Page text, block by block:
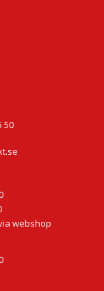
50
webshop